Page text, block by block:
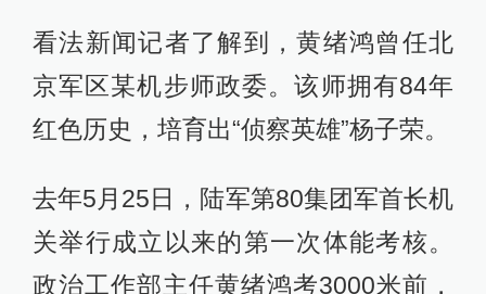
看法新闻记者了解到，黄绪鸿曾任北
京军区某机步师政委。该师拥有84年
红色历史，培育出“侦察英雄”杨子荣。
去年5月25日，陆军第80集团军首长机
关举行成立以来的第一次体能考核。
政治工作部主任黄绪鸿考3000米前，